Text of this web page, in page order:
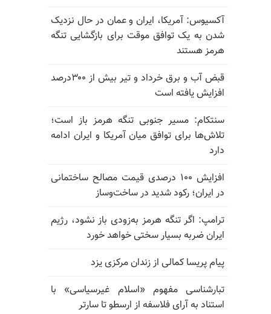
آکسیوس: آمریکا، ایران و عمان در حال نزدیک
شدن به یک توافق موقت برای بازگشایی تنگه
هرمز هستند
قبض آب و برق خرداد و تیر بیش از ۳۰۰درصد
افزایش یافته است
سنتکام: مسیر جنوبی تنگه هرمز باز است؛
تلاش‌ها برای توافق میان آمریکا و ایران ادامه
دارد
افزایش ۱۰۰ درصدی قیمت مصالح ساختمانی
در ایران؛ رکود شدید در ساخت‌وساز
ترامپ: اگر تنگه هرمز به‌زودی باز نشود، رژیم
ایران ضربه بسیار سختی خواهد خورد
پیام پریسا کمالی از زندان مرکزی یزد
تبارشناسی مفهوم «اسلام غیرسیاسی» با
استناد به آرای فلاسفه از ارسطو تا سارتر